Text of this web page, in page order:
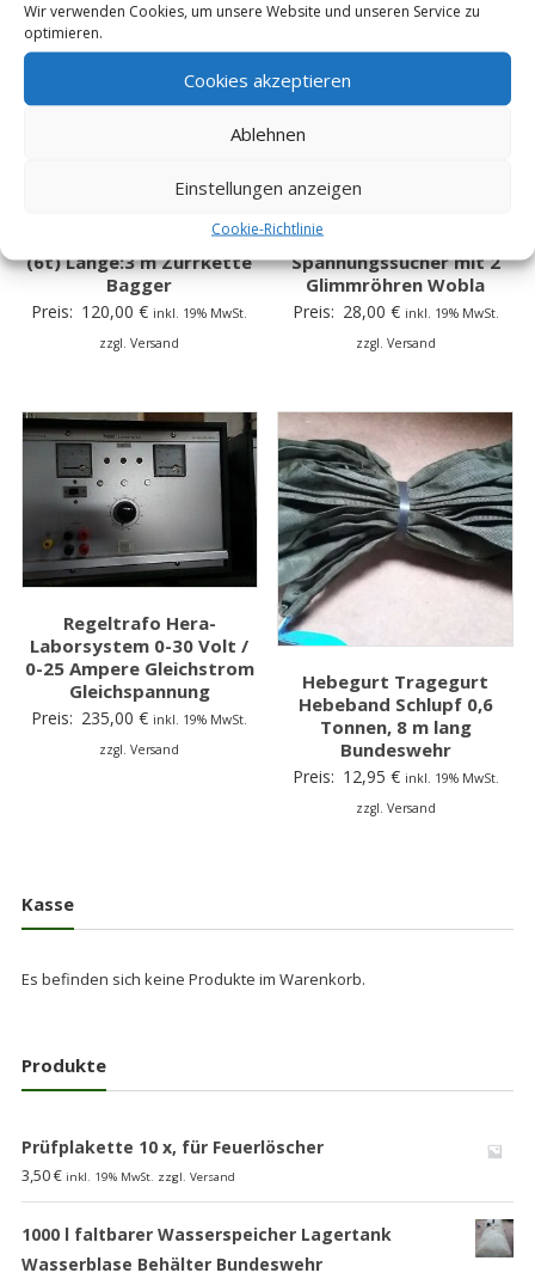
Wir verwenden Cookies, um unsere Website und unseren Service zu
optimieren.
Cookies akzeptieren
Ablehnen
Einstellungen anzeigen
Cookie-Richtlinie
10mm Zurrkraft: 60kN
(6t) Länge:3 m Zurrkette
Bagger
Preis: 120,00€ inkl. 19% MwSt.
zzgl. Versand
Bakelit 220V- 750V
Spannungssucher mit 2
Glimmröhren Wobla
Preis: 28,00 € inkl. 19% MwSt.
zzgl. Versand
Regeltrafo Hera-
Laborsystem 0-30 Volt /
0-25 Ampere Gleichstrom
Gleichspannung
Preis: 235,00€ inkl. 19% MwSt.
zzgl. Versand
Hebegurt Tragegurt
Hebeband Schlupf 0,6
Tonnen, 8 m lang
Bundeswehr
Preis: 12,95 € inkl. 19% MwSt.
zzgl. Versand
Kasse
Es befinden sich keine Produkte im Warenkorb.
Produkte
Prüfplakette 10 x, für Feuerlöscher
3,50€ inkl. 19% MwSt. zzgl. Versand
1000 l faltbarer Wasserspeicher Lagertank
Wasserblase Behälter Bundeswehr